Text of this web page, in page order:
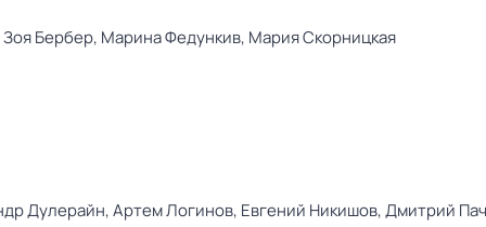
Зоя Бербер, Марина Федункив, Мария Скорницкая
Дулерайн,Артем Логинов, Евгений Никишов,Дмитрий